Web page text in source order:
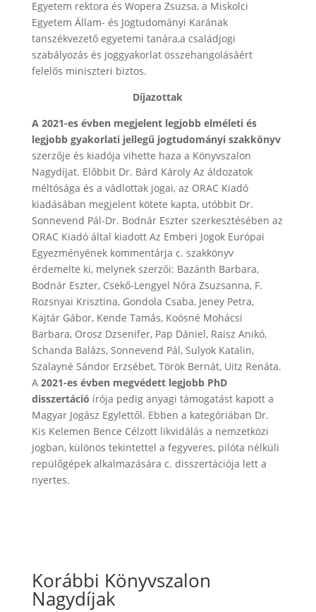
Egyetem rektora és Wopera Zsuzsa, a Miskolci
Egyetem Állam- és Jogtudományi Karának
tanszékvezető egyetemi tanára,a családjogi
szabályozás és joggyakorlat összehangolásáért
felelős miniszteri biztos.
Díjazottak
A 2021-es évben megjelent legjobb elméleti és
legjobb gyakorlati jellegű jogtudományi szakkönyv
szerzője és kiadója vihette haza a Könyvszalon
Nagydíjat. Előbbit Dr. Bárd Károly Az áldozatok
méltósága és a vádlottak jogai, az ORAC Kiadó
kiadásában megjelent kötete kapta, utóbbit Dr.
Sonnevend Pál-Dr. Bodnár Eszter szerkesztésében az
ORAC Kiadó által kiadott Az Emberi Jogok Európai
Egyezményének kommentárja c. szakkönyv
érdemelte ki, melynek szerzői: Bazánth Barbara,
Bodnár Eszter, Csekő-Lengyel Nóra Zsuzsanna, F.
Rozsnyai Krisztina, Gondola Csaba, Jeney Petra,
Kajtár Gábor, Kende Tamás, Koósné Mohácsi
Barbara, Orosz Dzsenifer, Pap Dániel, Raisz Anikó,
Schanda Balázs, Sonnevend Pál, Sulyok Katalin,
Szalayné Sándor Erzsébet, Török Bernát, Uitz Renáta.
A2021-es évben megvédett legjobb PhD
disszertáció írója pedig anyagi támogatást kapott a
Magyar Jogász Egylettől. Ebben a kategóriában Dr.
Kis Kelemen Bence Célzott likvidálás a nemzetközi
jogban, különös tekintettel a fegyveres, pilóta nélküli
repülőgépek alkalmazására c. disszertációja lett a
nyertes.
Korábbi Könyvszalon
Nagydíjak